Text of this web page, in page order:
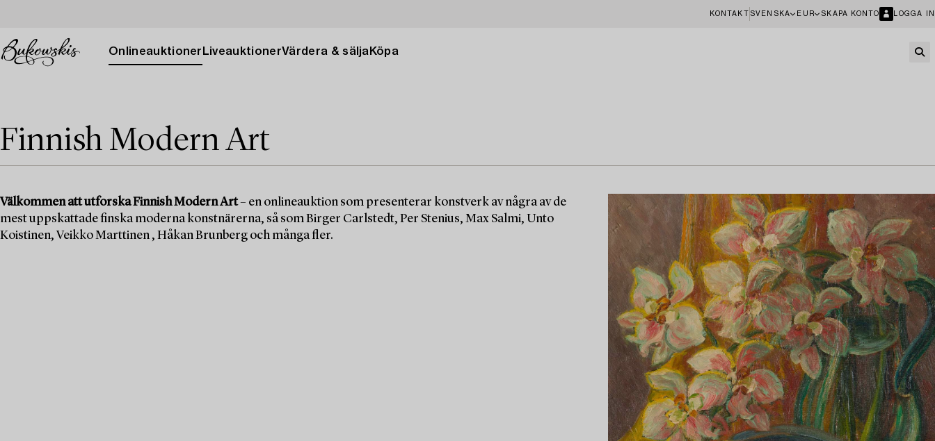
KONTAKT SVENSKA EUR SKAPA KONTO LOGGA IN
Onlineauktioner LiveauktionerVärdera & sälja Köpa
Finnish Modern Art
Välkommen att utforska Finnish Modern Art– en onlineauktion som presenterar konstverk av några av de
mest uppskattade finska moderna konstnärerna, så som Birger Carlstedt, Per Stenius, Max Salmi, Unto
Koistinen, Veikko Marttinen , Håkan Brunberg och många fler.